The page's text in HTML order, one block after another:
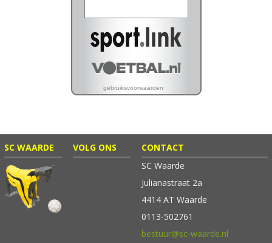
SC WAARDE VOLG ONS
CONTACT
SC Waarde
Julianastraat 2a
4414 AT Waarde
0113-502761
bestuur@sc-waarde.nl